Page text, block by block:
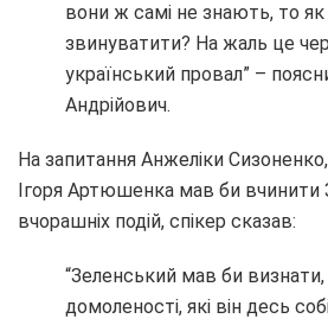
вони ж самі не знають, то
звинуватити? На жаль це
український провал” –
Андрійович.
На запитання Анжеліки
Ігоря Артюшенка мав би вчинити
вчорашніх подій, спікер сказав:
“Зеленський мав би
домоленості, які він десь